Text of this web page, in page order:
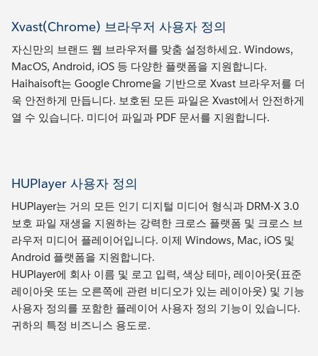
Xvast(Chrome) 브라우저 사용자 정의
자신만의 브랜드 웹 브라우저를 맞춤 설정하세요. Windows,
MacOS, Android, iOS 등 다양한 플랫폼을 지원합니다.
Haihaisoft는 Google Chrome을 기반으로 Xvast 브라우저를 더
욱 안전하게 만듭니다. 보호된 모든 파일은 Xvast에서 안전하게
열 수 있습니다. 미디어 파일과 PDF 문서를 지원합니다.
HUPlayer 사용자 정의
HUPlayer는 거의 모든 인기 디지털 미디어 형식과 DRM-X 3.0
보호 파일 재생을 지원하는 강력한 크로스 플랫폼 및 크로스 브
라우저 미디어 플레이어입니다. 이제 Windows, Mac, iOS 및
Android 플랫폼을 지원합니다.
HUPlayer에 회사 이름 및 로고 입력, 색상 테마, 레이아웃(표준
레이아웃 또는 오른쪽에 관련 비디오가 있는 레이아웃) 및 기능
사용자 정의를 포함한 플레이어 사용자 정의 기능이 있습니다.
귀하의 특정 비즈니스 용도로.